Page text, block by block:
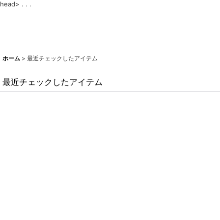
head> . . .
ホーム > 最近チェックしたアイテム
最近チェックしたアイテム